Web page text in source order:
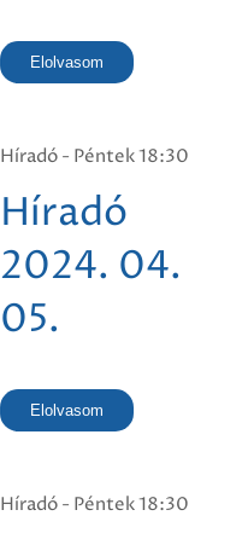
Elolvasom
Híradó - Péntek 18:30
Híradó
2024. 04.
05.
Elolvasom
Híradó - Péntek 18:30